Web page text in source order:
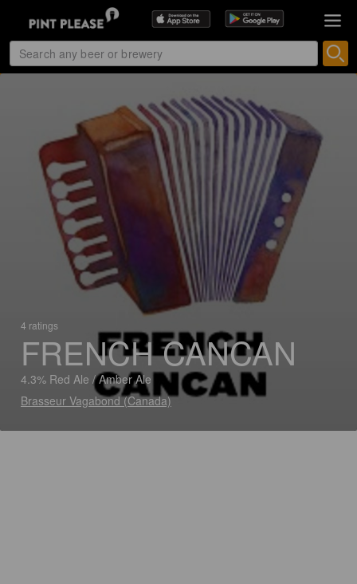
4 ratings
FRENCH CANCAN
4.3% Red Ale / Amber Ale
Brasseur Vagabond (Canada)